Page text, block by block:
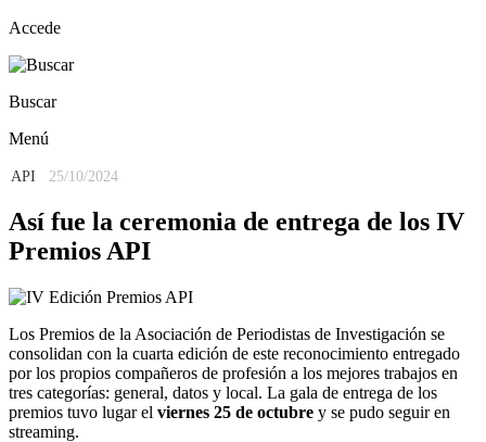
Accede
Buscar
Menú
API 25/10/2024
Así fue la ceremonia de entrega de los IV
Premios API
Los Premios de la Asociación de Periodistas de Investigación se
consolidan con la cuarta edición de este reconocimiento entregado
por los propios compañeros de profesión a los mejores trabajos en
tres categorías: general, datos y local. La gala de entrega de los
premios tuvo lugar el viernes 25 de octubre y se pudo seguir en
streaming.